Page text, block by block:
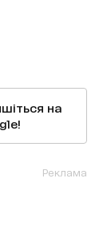
на
Реклама